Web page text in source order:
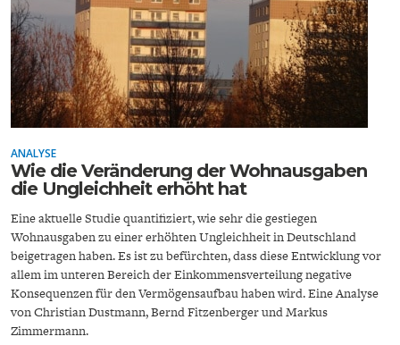
INDUSTRIEPOLITIK
ENERGIE & UMWELT
ANALYSE
Wie die Veränderung der Wohnausgaben
die Ungleichheit erhöht hat
Eine aktuelle Studie quantifiziert, wie sehr die gestiegen
Wohnausgaben zu einer erhöhten Ungleichheit in Deutschland
beigetragen haben. Es ist zu befürchten, dass diese Entwicklung vor
allem im unteren Bereich der Einkommensverteilung negative
Konsequenzen für den Vermögensaufbau haben wird. Eine Analyse
von Christian Dustmann, Bernd Fitzenberger und Markus
Zimmermann.